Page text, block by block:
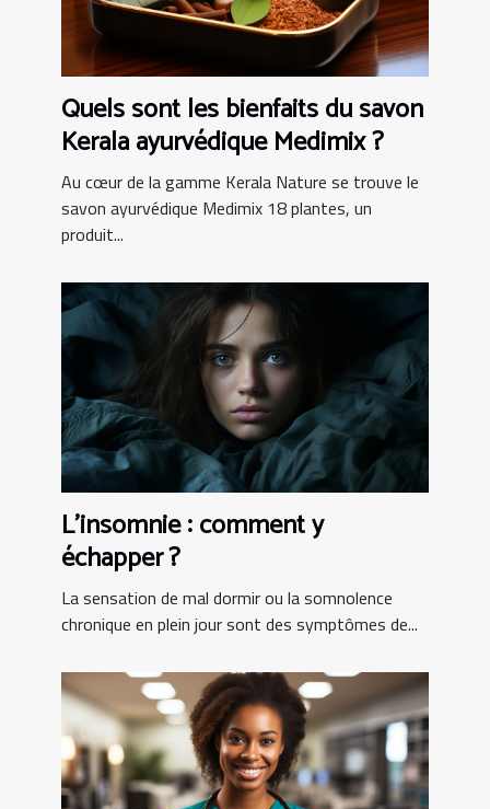
Quels sont les bienfaits du savon
Kerala ayurvédique Medimix ?
Au cœur de la gamme Kerala Nature se trouve le
savon ayurvédique Medimix 18 plantes, un
produit...
L’insomnie : comment y
échapper ?
La sensation de mal dormir ou la somnolence
chronique en plein jour sont des symptômes de...